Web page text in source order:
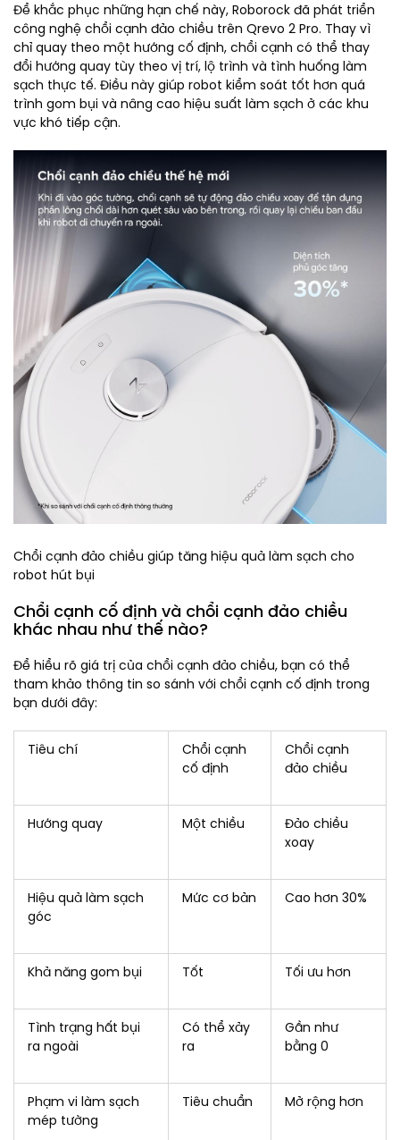
Để khắc phục những hạn chế này, Roborock đã phát triển
công nghệ chổi cạnh đảo chiều trên Qrevo 2 Pro. Thay vì
chỉ quay theo một hướng cố định, chổi cạnh có thể thay
đổi hướng quay tùy theo vị trí, lộ trình và tình huống làm
sạch thực tế. Điều này giúp robot kiểm soát tốt hơn quá
trình gom bụi và nâng cao hiệu suất làm sạch ở các khu
vực khó tiếp cận.
Chổi cạnh đảo chiều giúp tăng hiệu quả làm sạch cho
robot hút bụi
Chổi cạnh cố định và chổi cạnh đảo chiều
khác nhau như thế nào?
Để hiểu rõ giá trị của chổi cạnh đảo chiều, bạn có thể
tham khảo thông tin so sánh với chổi cạnh cố định trong
bạn dưới đây:
Tiêu chí
Chổi cạnh
cố định
Chổi cạnh
đảo chiều
Hướng quay Một chiều
Đảo chiều
xoay
Hiệu quả làm sạch
góc
Mức cơ bản Cao hơn 30%
Khả năng gom bụi Tốt Tối ưu hơn
Tình trạng hất bụi
ra ngoài
Có thể xảy
ra
Gần như
bằng 0
Phạm vi làm sạch
mép tường
Tiêu chuẩn Mở rộng hơn